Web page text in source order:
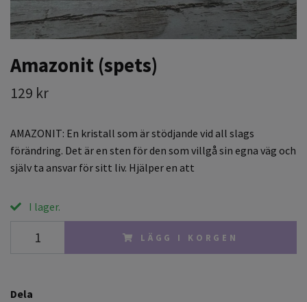
Amazonit (spets)
129 kr
AMAZONIT: En kristall som är stödjande vid all slags
förändring. Det är en sten för den som villgå sin egna väg och
själv ta ansvar för sitt liv. Hjälper en att
I lager.
LÄGG I KORGEN
Dela